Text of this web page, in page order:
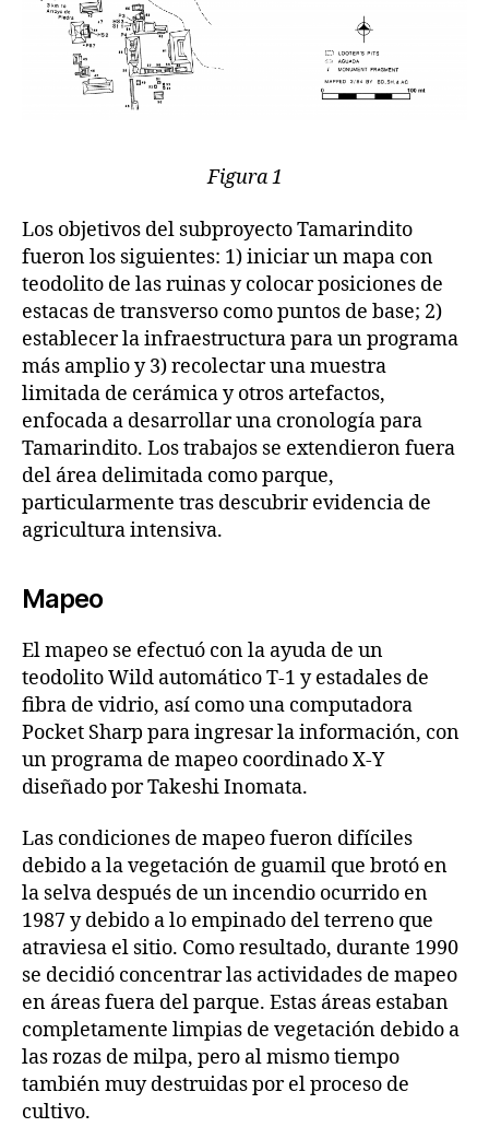
Figura 1
Los objetivos del subproyecto Tamarindito
fueron los siguientes: 1) iniciar un mapa con
teodolito de las ruinas y colocar posiciones de
estacas de transverso como puntos de base; 2)
establecer la infraestructura para un programa
más amplio y 3) recolectar una muestra
limitada de cerámica y otros artefactos,
enfocada a desarrollar una cronología para
Tamarindito. Los trabajos se extendieron fuera
del área delimitada como parque,
particularmente tras descubrir evidencia de
agricultura intensiva.
Mapeo
El mapeo se efectuó con la ayuda de un
teodolito Wild automático T‑1 y estadales de
fibra de vidrio, así como una computadora
Pocket Sharp para ingresar la información, con
un programa de mapeo coordinado X‑Y
diseñado por Takeshi Inomata.
Las condiciones de mapeo fueron difíciles
debido a la vegetación de guamil que brotó en
la selva después de un incendio ocurrido en
1987 y debido a lo empinado del terreno que
atraviesa el sitio. Como resultado, durante 1990
se decidió concentrar las actividades de mapeo
en áreas fuera del parque. Estas áreas estaban
completamente limpias de vegetación debido a
las rozas de milpa, pero al mismo tiempo
también muy destruidas por el proceso de
cultivo.